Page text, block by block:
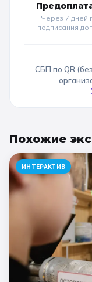
Через 7 дней
подписания
СБП по QR
Похожие
ИНТЕРАКТИВ